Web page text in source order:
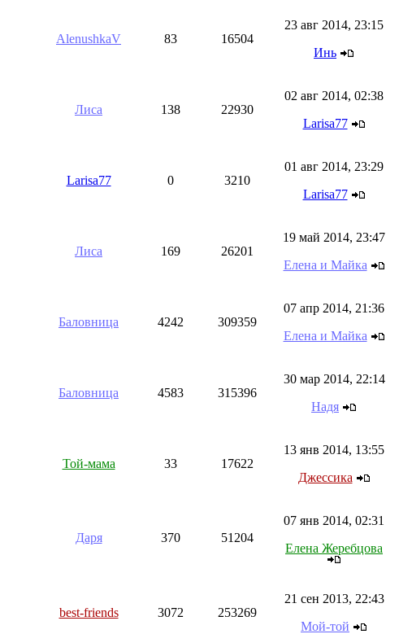
AlenushkaV 83 16504
23 авг 2014, 23:15
Инь
Лиса 138 22930
02 авг 2014, 02:38
Larisa77
Larisa77 0 3210
01 авг 2014, 23:29
Larisa77
Лиса 169 26201
19 май 2014, 23:47
Елена и Майка
Баловница 4242 309359
07 апр 2014, 21:36
Елена и Майка
Баловница 4583 315396
30 мар 2014, 22:14
Надя
Той-мама 33 17622
13 янв 2014, 13:55
Джессика
Даря 370 51204
07 янв 2014, 02:31
Елена Жеребцова
best-friends 3072 253269
21 сен 2013, 22:43
Мой-той